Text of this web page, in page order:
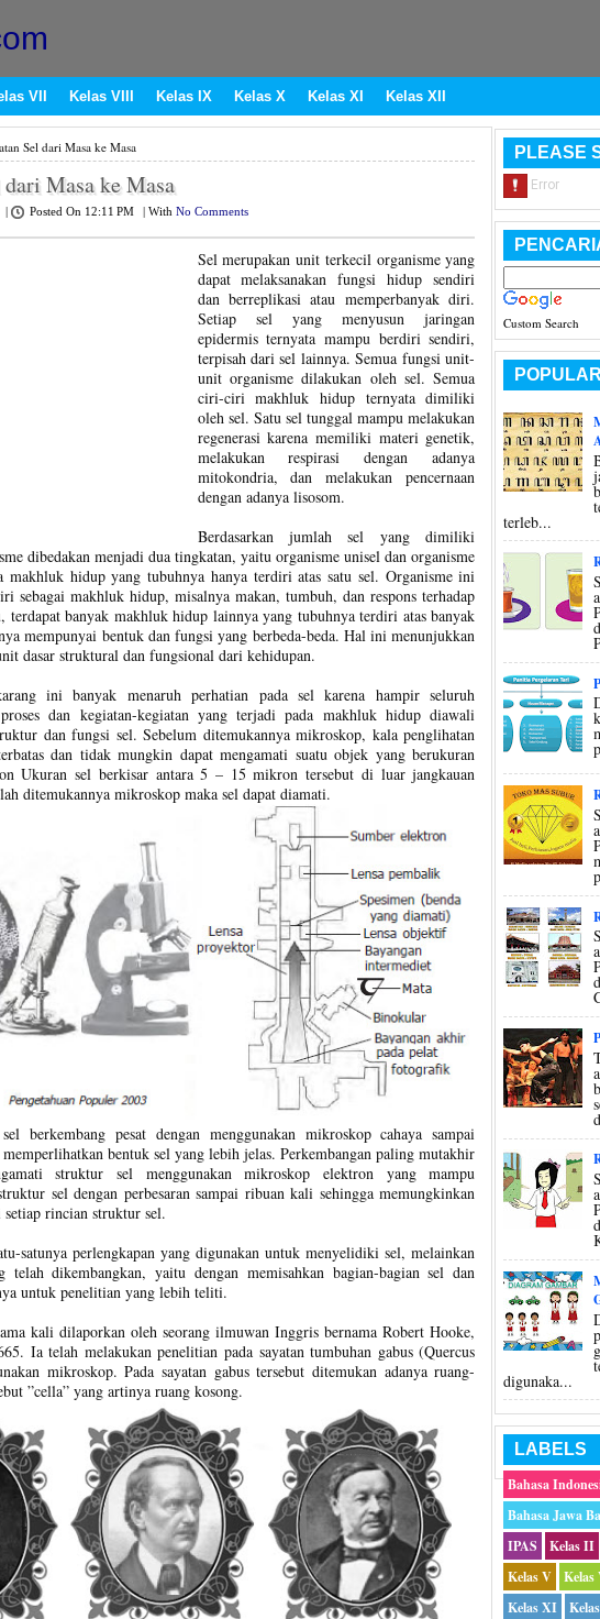
VII Kelas VIII Kelas IX Kelas X Kelas XI Kelas XII
Sel dari Masa ke Masa
Masa ke Masa
Posted On 12:11 PM With No Comments
Sel merupakan unit terkecil organisme yang
dapat melaksanakan fungsi hidup sendiri
dan berreplikasi atau memperbanyak diri.
Setiap sel yang menyusun jaringan
epidermis ternyata mampu berdiri sendiri,
terpisah dari sel lainnya. Semua fungsi unit-
unit organisme dilakukan oleh sel. Semua
ciri-ciri makhluk hidup ternyata dimiliki
oleh sel. Satu sel tunggal mampu melakukan
regenerasi karena memiliki materi genetik,
melakukan respirasi dengan adanya
mitokondria, dan melakukan pencernaan
dengan adanya lisosom.
Berdasarkan jumlah sel yang dimiliki
dibedakan menjadi dua tingkatan, yaitu organisme unisel dan organisme
makhluk hidup yang tubuhnya hanya terdiri atas satu sel. Organisme ini
sebagai makhluk hidup, misalnya makan, tumbuh, dan respons terhadap
terdapat banyak makhluk hidup lainnya yang tubuhnya terdiri atas banyak
mempunyai bentuk dan fungsi yang berbeda-beda. Hal ini menunjukkan
dasar struktural dan fungsional dari kehidupan.
ini banyak menaruh perhatian pada sel karena hampir seluruh
proses dan kegiatan-kegiatan yang terjadi pada makhluk hidup diawali
dan fungsi sel. Sebelum ditemukannya mikroskop, kala penglihatan
dan tidak mungkin dapat mengamati suatu objek yang berukuran
Ukuran sel berkisar antara 5 – 15 mikron tersebut di luar jangkauan
ditemukannya mikroskop maka sel dapat diamati.
berkembang pesat dengan menggunakan mikroskop cahaya sampai
memperlihatkan bentuk sel yang lebih jelas. Perkembangan paling mutakhir
struktur sel menggunakan mikroskop elektron yang mampu
sel dengan perbesaran sampai ribuan kali sehingga memungkinkan
rincian struktur sel.
satunya perlengkapan yang digunakan untuk menyelidiki sel, melainkan
telah dikembangkan, yaitu dengan memisahkan bagian-bagian sel dan
untuk penelitian yang lebih teliti.
kali dilaporkan oleh seorang ilmuwan Inggris bernama Robert Hooke,
Ia telah melakukan penelitian pada sayatan tumbuhan gabus (Quercus
mikroskop. Pada sayatan gabus tersebut ditemukan adanya ruang-
”cella” yang artinya ruang kosong.
PLEASE
Custom Search
terleb...
digunaka...
LABELS
Bahasa
Bahasa Jawa
IPAS
Kelas II
Kelas V
Kelas XI